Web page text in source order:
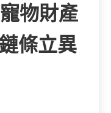
物財產
條立異